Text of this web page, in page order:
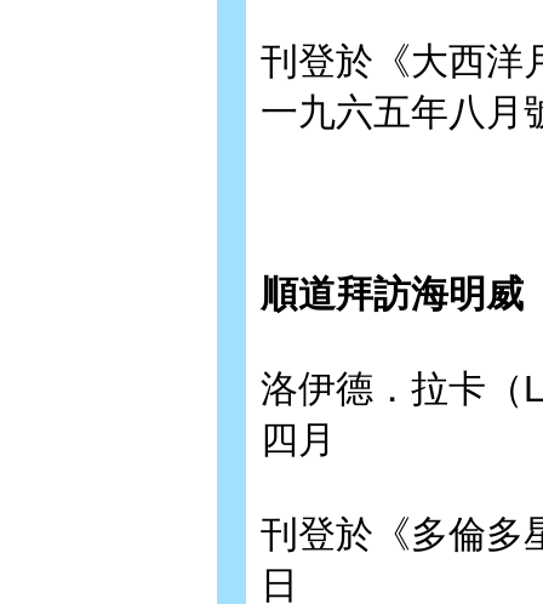
刊登於《大西洋
一九六五年八月
順道拜訪海明威
洛伊德．拉卡（
四月
刊登於《多倫多
日